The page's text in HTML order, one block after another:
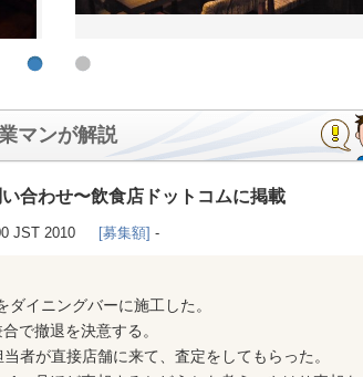
マンが解説
合わせ〜飲食店ドットコムに掲載
JST 2010 [募集額] -
イニングバーに施工した。
で撤退を決意する。
者が直接店舗に来て、査定をしてもらった。